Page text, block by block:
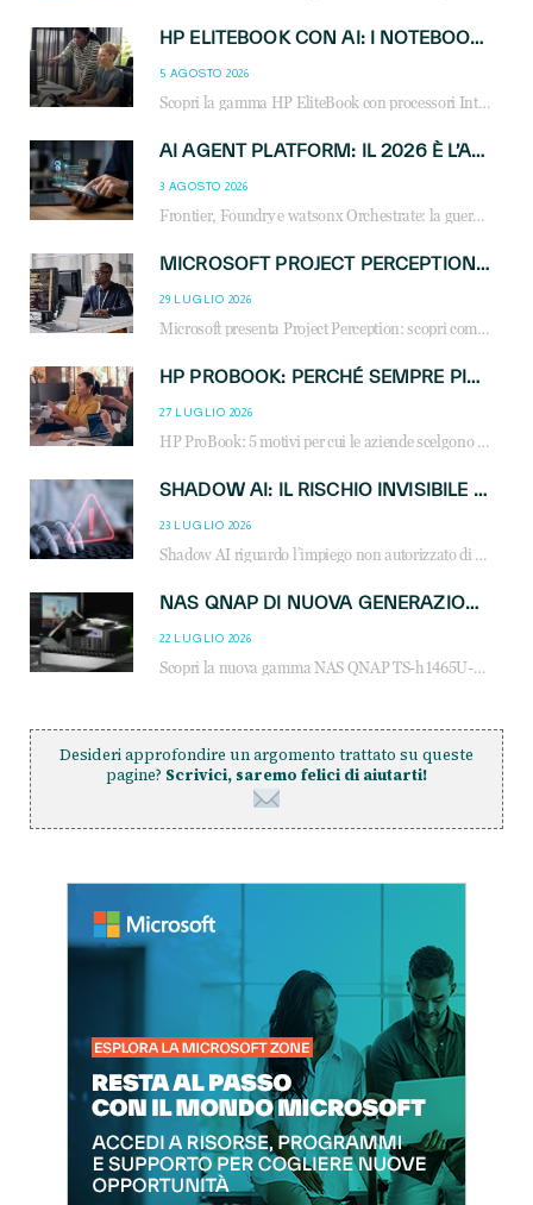
HP ELITEBOOK CON AI: I NOTEBOOK BUSINESS INTELLIGENTI CHE TRASFORMANO PRODUTTIVITÀ, SICUREZZA E LAVORO IBRIDO
5 AGOSTO 2026
Scopri la gamma HP EliteBook con processori Intel® Core™ Ultra e AMD Ryzen™ AI. Notebook business progettati per aumentare la produttività, migliorare la collaborazione e garantire sicurezza avanzata in ufficio e in mobilità.
AI AGENT PLATFORM: IL 2026 È L’ANNO DEL «SISTEMA OPERATIVO» PER GLI AGENTI AZIENDALI
3 AGOSTO 2026
Frontier, Foundry e watsonx Orchestrate: la guerra delle piattaforme AI agent ridisegna il mercato IT. Cosa cambia per reseller, MSP e system integrator.
MICROSOFT PROJECT PERCEPTION: COME GLI AGENTI AI CAMBIERANNO SOC, CYBERSECURITY E SERVIZI MSP
29 LUGLIO 2026
Microsoft presenta Project Perception: scopri come gli agenti AI possono trasformare cybersecurity, SOC e servizi gestiti degli MSP.
HP PROBOOK: PERCHÉ SEMPRE PIÙ AZIENDE SCELGONO NOTEBOOK PROGETTATI PER IL LAVORO MODERNO
27 LUGLIO 2026
HP ProBook: 5 motivi per cui le aziende scelgono i notebook business HP per migliorare produttività, sicurezza e gestione dell’AI.
SHADOW AI: IL RISCHIO INVISIBILE CHE LE AZIENDE POSSONO GOVERNARE
23 LUGLIO 2026
Shadow AI riguardo l’impiego non autorizzato di sistemi AI all’interno dell’azienda. E’ una pratica che si diffonde a partire dai dipendenti fino ai dirigenti e mette a repentaglio la cybersecurity, con costi più elevati per le organizzazioni. Due recenti report illustrano il fenomeno e forniscono dati in merito
NAS QNAP DI NUOVA GENERAZIONE: PIÙ PRESTAZIONI, SCALABILITÀ E PROTEZIONE DEI DATI PER LE INFRASTRUTTURE IT MODERNE
22 LUGLIO 2026
Scopri la nuova gamma NAS QNAP TS-h1465U-RP, TS-h1065eU e TS-h665U: storage aziendale con ZFS, DDR5, E1.S NVMe e connettività 2.5GbE per backup, virtualizzazione e cybersecurity.
Desideri approfondire un argomento trattato su queste
pagine? Scrivici, saremo felici di aiutarti!